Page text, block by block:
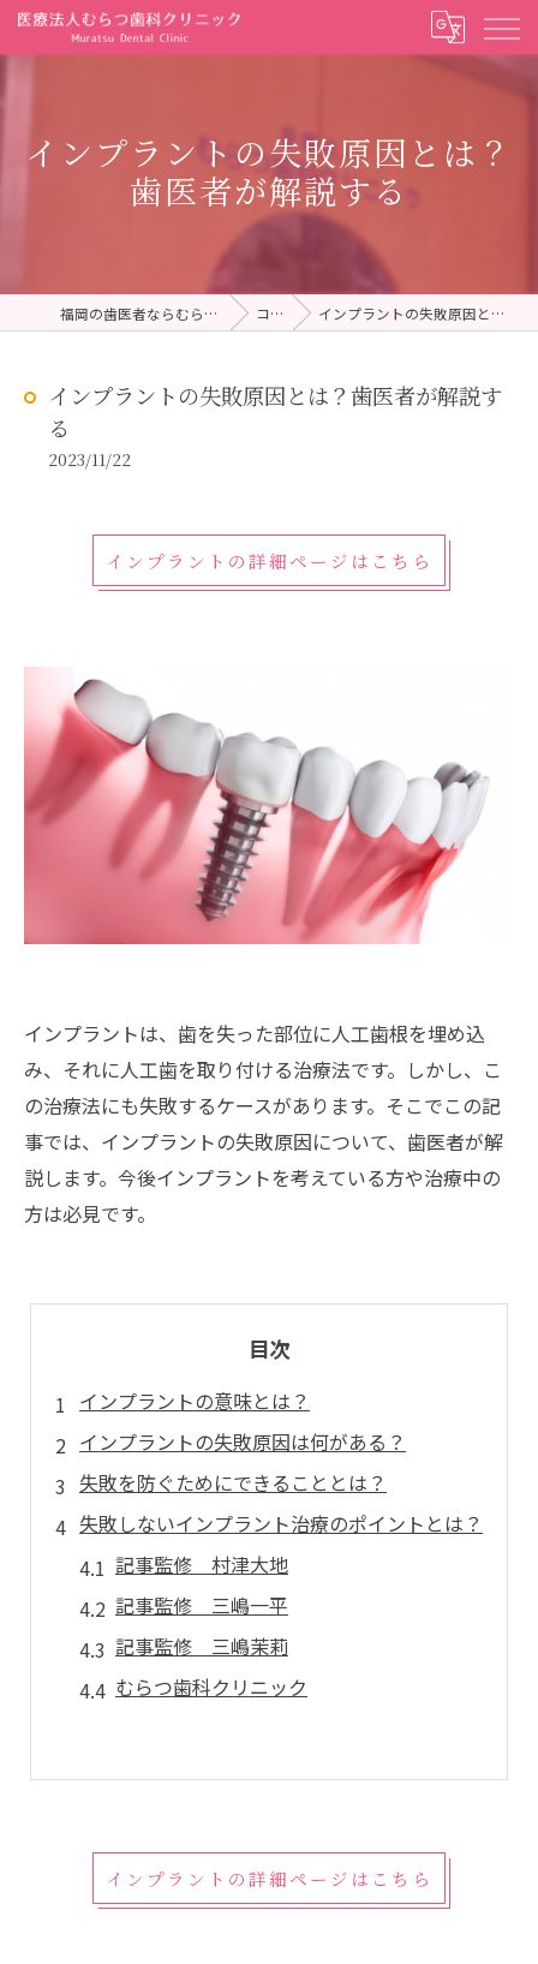
インプラントの失敗原因とは？
歯医者が解説する
福岡の歯医者ならむらつ歯科クリニック コラム インプラントの失敗原因とは？歯医者が解説する
インプラントの失敗原因とは？歯医者が解説す
る
2023/11/22
インプラントの詳細ページはこちら
インプラントは、歯を失った部位に人工歯根を埋め込
み、それに人工歯を取り付ける治療法です。しかし、こ
の治療法にも失敗するケースがあります。そこでこの記
事では、インプラントの失敗原因について、歯医者が解
説します。今後インプラントを考えている方や治療中の
方は必見です。
目次
インプラントの意味とは？
インプラントの失敗原因は何がある？
失敗を防ぐためにできることとは？
失敗しないインプラント治療のポイントとは？
記事監修 村津大地
記事監修 三嶋一平
記事監修 三嶋茉莉
むらつ歯科クリニック
インプラントの詳細ページはこちら